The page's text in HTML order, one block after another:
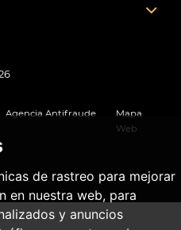
de rastreo para mejorar
en nuestra web, para
y anuncios
Agencia Antifraude
Mapa
Web